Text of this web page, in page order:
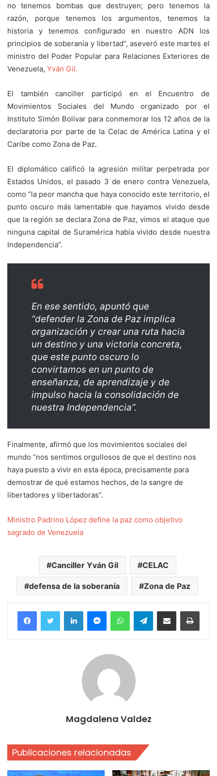
no tenemos bombas que destruyen; pero tenemos la
razón, porque tenemos los argumentos, tenemos la
historia y tenemos configurado en nuestro ADN los
principios de soberanía y libertad”, aseveró este martes el
ministro del Poder Popular para Relaciones Exteriores de
Venezuela, Yván Gil.
El también canciller participó en el Encuentro de
Movimientos Sociales del Mundo organizado por el
Instituto Simón Bolívar para conmemorar los 12 años de la
declaratoria por parte de la Celac de América Latina y el
Caribe como Zona de Paz.
El diplomático calificó la agresión militar perpetrada por
Estados Unidos, el pasado 3 de enero contra Venezuela,
como “la peor mancha que haya conocido este territorio, el
punto oscuro más lamentable que hayamos vivido desde
que la región se declara Zona de Paz, vimos el ataque que
ninguna capital de Suramérica había vivido desde nuestra
Independencia”.
En ese sentido, apuntó que
“defender la Zona de Paz implica
organización y crear una ruta hacia
un destino y una victoria concreta,
que este punto oscuro lo
convirtamos en un punto de
enseñanza, de aprendizaje y de
impulso hacia la consolidación de
nuestra Independencia”.
Finalmente, afirmó que los movimientos sociales del
mundo “nos sentimos orgullosos de que el destino nos
haya puesto a vivir en esta época, precisamente para
demostrar de qué estamos hechos, de la sangre de
libertadores y libertadoras”.
Ministro Padrino López define la paz como objetivo
sagrado de Venezuela
Canciller Yván Gil CELAC
defensa de la soberanía Zona de Paz
FacebookTwitter LinkedInMessengerWhatsAppTelegramCompartir por correo electrónico
Magdalena Valdez
Publicaciones relacionadas